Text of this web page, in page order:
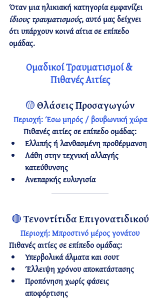
Όταν μια ηλικιακή κατηγορία εμφανίζει
ίδιους τραυματισμούς, αυτό μας δείχνει
ότι υπάρχουν κοινά αίτια σε επίπεδο
ομάδας.
Ομαδικοί Τραυματισμοί &
Πιθανές Αιτίες
🟡 Θλάσεις Προσαγωγών
Περιοχή: Έσω μηρός / βουβωνική χώρα
Πιθανές αιτίες σε επίπεδο ομάδας:
Ελλιπής ή λανθασμένη προθέρμανση
Λάθη στην τεχνική αλλαγής
κατεύθυνσης
Ανεπαρκής ευλυγισία
🔴Τενοντίτιδα Επιγονατιδικού
Περιοχή: Μπροστινό μέρος γονάτου
Πιθανές αιτίες σε επίπεδο ομάδας:
Υπερβολικά άλματα και σουτ
Έλλειψη χρόνου αποκατάστασης
Προπόνηση χωρίς φάσεις
αποφόρτισης